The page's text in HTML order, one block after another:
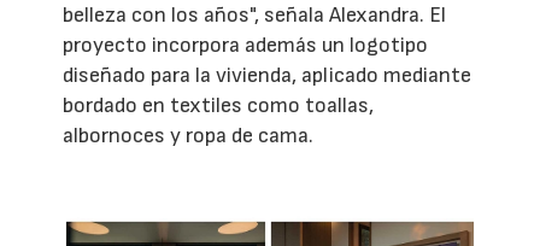
belleza con los años", señala Alexandra. El
proyecto incorpora además un logotipo
diseñado para la vivienda, aplicado mediante
bordado en textiles como toallas,
albornoces y ropa de cama.